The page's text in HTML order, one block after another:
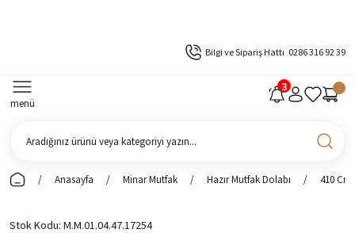
Bilgi ve Sipariş Hattı 0286 316 92 39
menü
Anasayfa Minar Mutfak Hazır Mutfak Dolabı 410 Cm
Stok Kodu M.M.01.04.47.17254